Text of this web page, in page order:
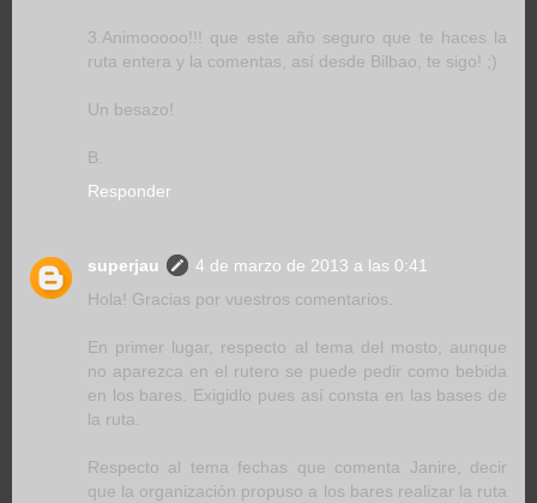
3.Animooooo!!! que este año seguro que te haces la
ruta entera y la comentas, así desde Bilbao, te sigo! ;)
Un besazo!
B.
Responder
superjau
4 de marzo de 2013 a las 0:41
Hola! Gracias por vuestros comentarios.
En primer lugar, respecto al tema del mosto, aunque
no aparezca en el rutero se puede pedir como bebida
en los bares. Exigidlo pues así consta en las bases de
la ruta.
Respecto al tema fechas que comenta Janire, decir
que la organización propuso a los bares realizar la ruta